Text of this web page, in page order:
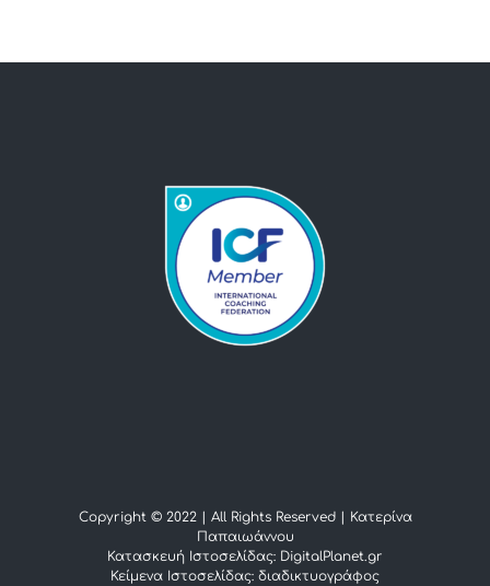
Copyright © 2022 | All Rights Reserved |
Κατερίνα
Παπαιωάννου
Κατασκευή Ιστοσελίδας: DigitalPlanet.gr
Κείμενα Ιστοσελίδας: διαδικτυογράφος